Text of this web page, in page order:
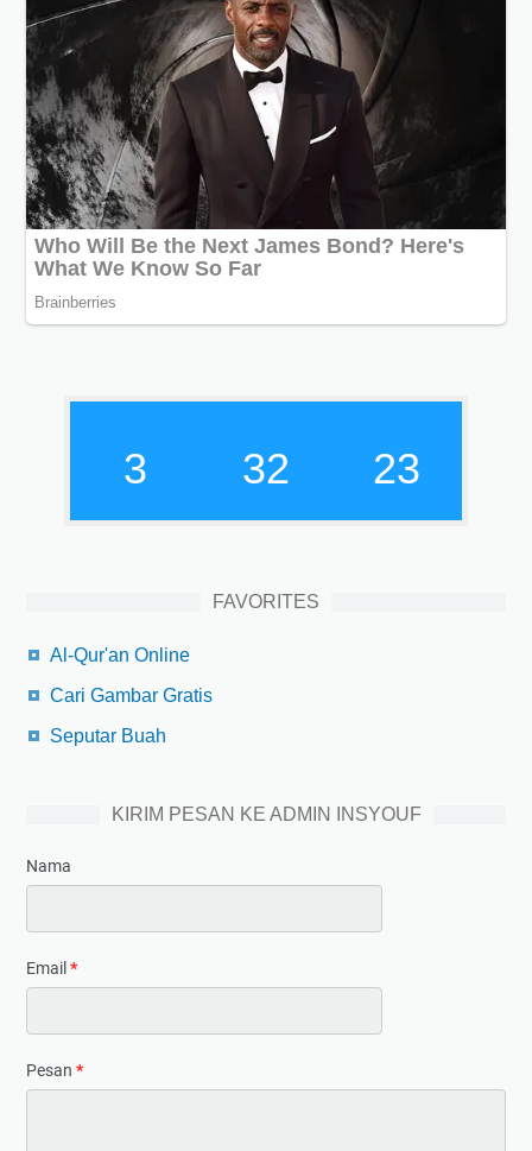
3 32 24
FAVORITES
Al-Qur'an Online
Cari Gambar Gratis
Seputar Buah
KIRIM PESAN KE ADMIN INSYOUF
Nama
Email *
Pesan *